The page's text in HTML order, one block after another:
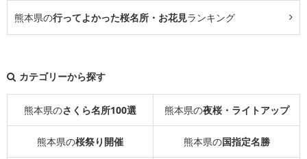
熊本県の行ってよかった桜名所・お花見ランキング
カテゴリーから探す
熊本県のさくら名所100選 熊本県の夜桜・ライトアップ
熊本県の桜祭り開催 熊本県の国指定名勝